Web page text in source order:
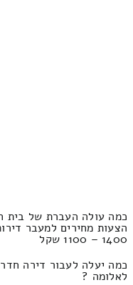
כמה עולה העברת של בית
הצעות מחירים למעבר
1400 – 1100 שקל
כמה יעלה לעבור דירה
לאלומה ?